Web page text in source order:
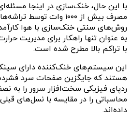
با این حال، خنک‌سازی در اینجا
مصرف بیش از ۱۰۰۰ وات
روش‌های سنتی خنک‌سازی با هوا
به عنوان تنها راهکار برای مدیریت
با تراکم بالا مطرح شده است.
این سیستم‌های خنک‌کننده دارای
هستند که جایگزین صفحات سرد
ردپای فیزیکی سخت‌افزار سرور را به
محاسباتی را در مقایسه با نسل‌های قبلی
داده‌اند.